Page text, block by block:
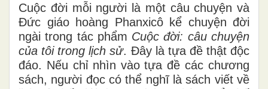
Cuộc đời mỗi người là một câu chuyện và
Đức giáo hoàng Phanxicô kể chuyện đời
ngài trong tác phẩm Cuộc đời: câu chuyện
của tôi trong lịch sử. Đây là tựa đề thật độc
đáo. Nếu chỉ nhìn vào tựa đề các chương
sách, người đọc có thể nghĩ là sách viết về